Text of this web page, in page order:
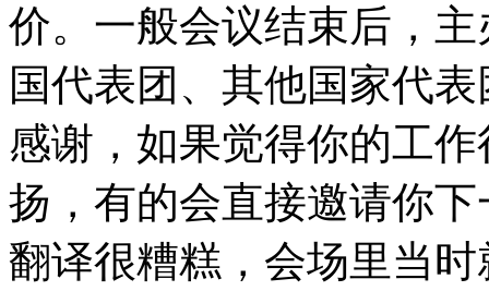
价。一般会议结束后，
国代表团、其他国家代
感谢，如果觉得你的工
扬，有的会直接邀请你
翻译很糟糕，会场里当